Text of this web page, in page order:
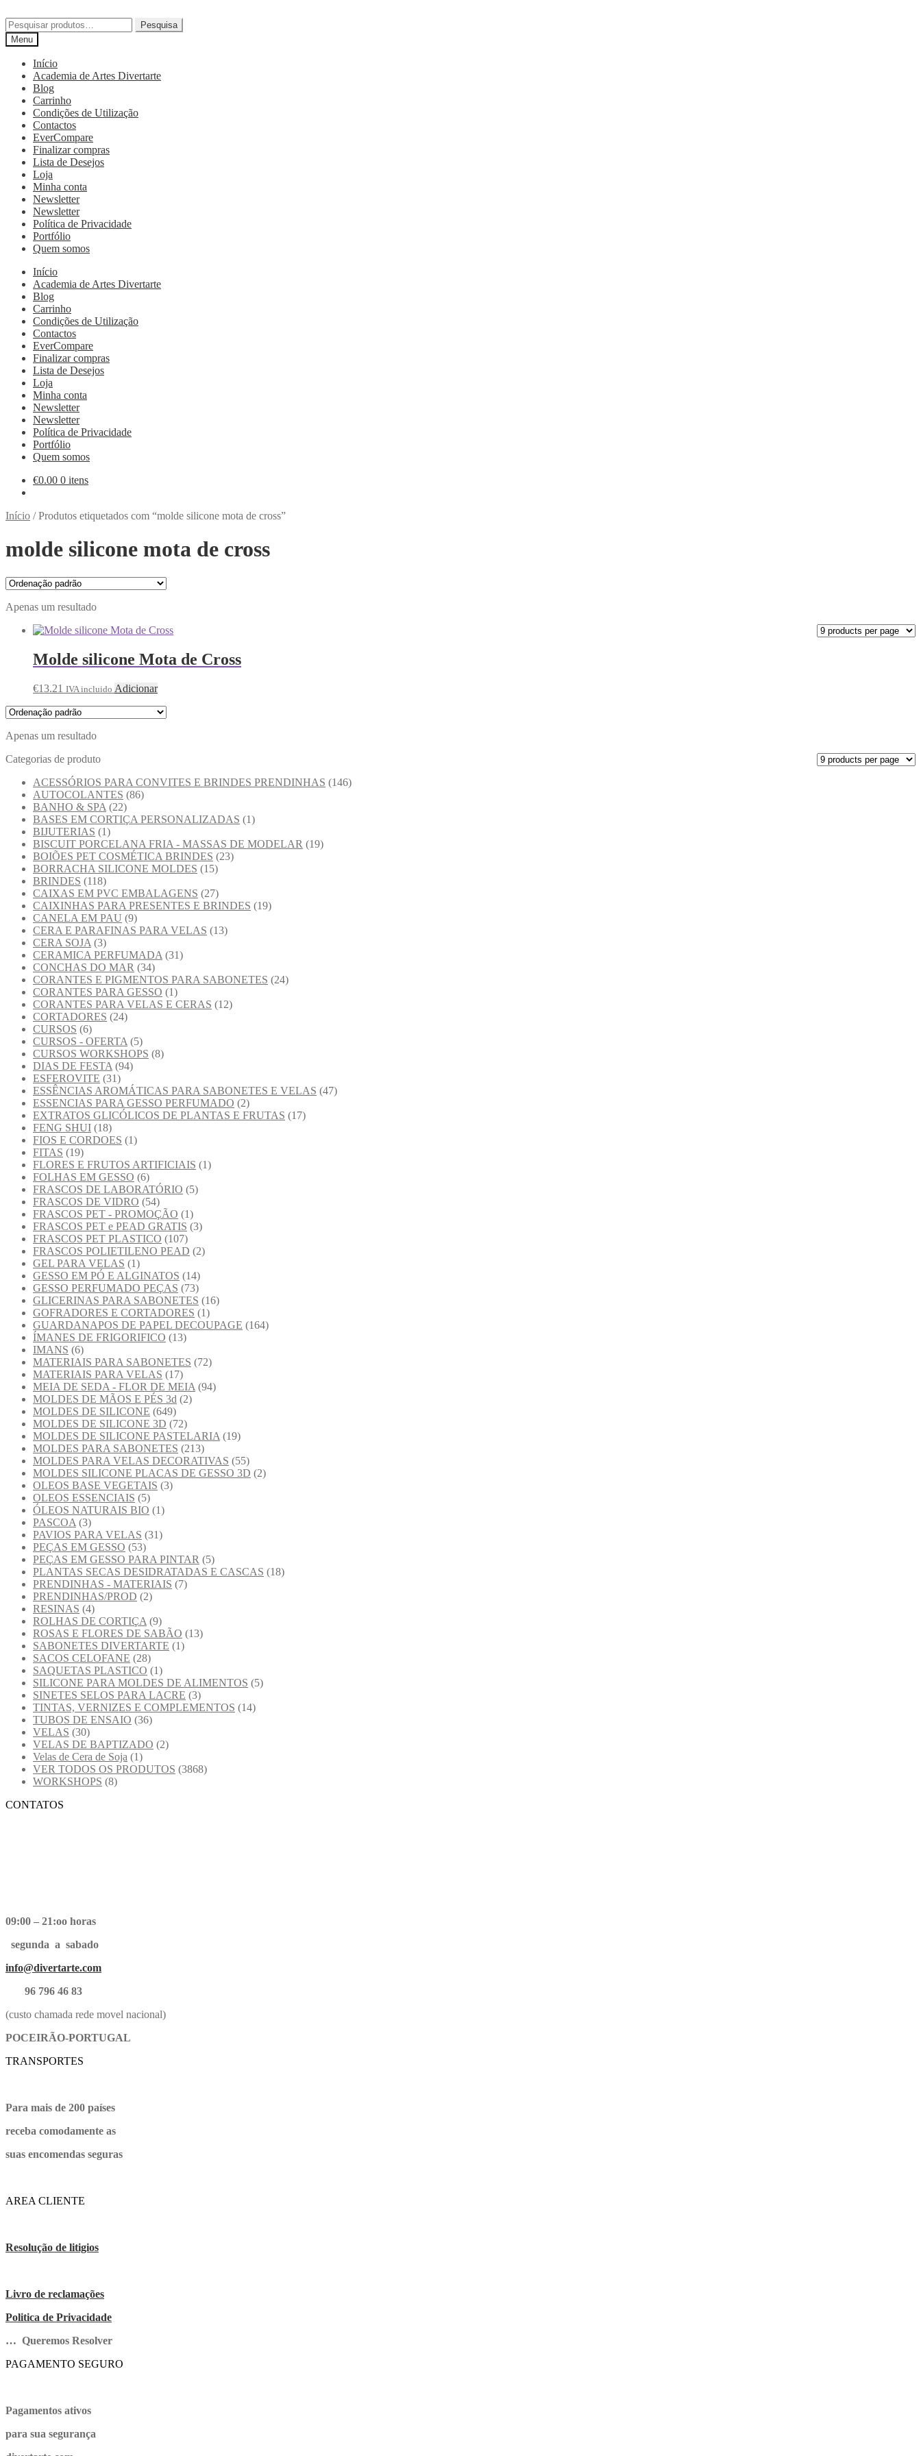
Pesquisa
Menu
Início
Academia de Artes Divertarte
Blog
Carrinho
Condições de Utilização
Contactos
EverCompare
Finalizar compras
Lista de Desejos
Loja
Minha conta
Newsletter
Newsletter
Política de Privacidade
Portfólio
Quem somos
Início
Academia de Artes Divertarte
Blog
Carrinho
Condições de Utilização
Contactos
EverCompare
Finalizar compras
Lista de Desejos
Loja
Minha conta
Newsletter
Newsletter
Política de Privacidade
Portfólio
Quem somos
€0.00 0 itens
Início /Produtos etiquetados com “molde silicone mota de cross”
molde silicone mota de cross
Apenas um resultado
Molde silicone Mota de Cross
€13.21 IVA incluido Adicionar
Apenas um resultado
Categorias de produto
ACESSÓRIOS PARA CONVITES E BRINDES PRENDINHAS (146)
AUTOCOLANTES (86)
BANHO & SPA (22)
BASES EM CORTIÇA PERSONALIZADAS (1)
BIJUTERIAS (1)
BISCUIT PORCELANA FRIA - MASSAS DE MODELAR (19)
BOIÕES PET COSMÉTICA BRINDES (23)
BORRACHA SILICONE MOLDES (15)
BRINDES (118)
CAIXAS EM PVC EMBALAGENS (27)
CAIXINHAS PARA PRESENTES E BRINDES (19)
CANELA EM PAU (9)
CERA E PARAFINAS PARA VELAS (13)
CERA SOJA (3)
CERAMICA PERFUMADA (31)
CONCHAS DO MAR (34)
CORANTES E PIGMENTOS PARA SABONETES (24)
CORANTES PARA GESSO (1)
CORANTES PARA VELAS E CERAS (12)
CORTADORES (24)
CURSOS (6)
CURSOS - OFERTA (5)
CURSOS WORKSHOPS (8)
DIAS DE FESTA (94)
ESFEROVITE (31)
ESSÊNCIAS AROMÁTICAS PARA SABONETES E VELAS (47)
ESSENCIAS PARA GESSO PERFUMADO (2)
EXTRATOS GLICÓLICOS DE PLANTAS E FRUTAS (17)
FENG SHUI (18)
FIOS E CORDOES (1)
FITAS (19)
FLORES E FRUTOS ARTIFICIAIS (1)
FOLHAS EM GESSO (6)
FRASCOS DE LABORATÓRIO (5)
FRASCOS DE VIDRO (54)
FRASCOS PET - PROMOÇÃO (1)
FRASCOS PET e PEAD GRATIS (3)
FRASCOS PET PLASTICO (107)
FRASCOS POLIETILENO PEAD (2)
GEL PARA VELAS (1)
GESSO EM PÓ E ALGINATOS (14)
GESSO PERFUMADO PEÇAS (73)
GLICERINAS PARA SABONETES (16)
GOFRADORES E CORTADORES (1)
GUARDANAPOS DE PAPEL DECOUPAGE (164)
ÍMANES DE FRIGORIFICO (13)
IMANS (6)
MATERIAIS PARA SABONETES (72)
MATERIAIS PARA VELAS (17)
MEIA DE SEDA - FLOR DE MEIA (94)
MOLDES DE MÃOS E PÉS 3d (2)
MOLDES DE SILICONE (649)
MOLDES DE SILICONE 3D (72)
MOLDES DE SILICONE PASTELARIA (19)
MOLDES PARA SABONETES (213)
MOLDES PARA VELAS DECORATIVAS (55)
MOLDES SILICONE PLACAS DE GESSO 3D (2)
OLEOS BASE VEGETAIS (3)
OLEOS ESSENCIAIS (5)
ÓLEOS NATURAIS BIO (1)
PASCOA (3)
PAVIOS PARA VELAS (31)
PEÇAS EM GESSO (53)
PEÇAS EM GESSO PARA PINTAR (5)
PLANTAS SECAS DESIDRATADAS E CASCAS (18)
PRENDINHAS - MATERIAIS (7)
PRENDINHAS/PROD (2)
RESINAS (4)
ROLHAS DE CORTIÇA (9)
ROSAS E FLORES DE SABÃO (13)
SABONETES DIVERTARTE (1)
SACOS CELOFANE (28)
SAQUETAS PLASTICO (1)
SILICONE PARA MOLDES DE ALIMENTOS (5)
SINETES SELOS PARA LACRE (3)
TINTAS, VERNIZES E COMPLEMENTOS (14)
TUBOS DE ENSAIO (36)
VELAS (30)
VELAS DE BAPTIZADO (2)
Velas de Cera de Soja (1)
VER TODOS OS PRODUTOS (3868)
WORKSHOPS (8)
CONTATOS
09:00 – 21:oo horas
segunda a sabado
info@divertarte.com
96 796 46 83
(custo chamada rede movel nacional)
POCEIRÃO-PORTUGAL
TRANSPORTES
Para mais de 200 países
receba comodamente as
suas encomendas seguras
AREA CLIENTE
Resolução de litigios
Livro de reclamações
Politica de Privacidade
… Queremos Resolver
PAGAMENTO SEGURO
Pagamentos ativos
para sua segurança